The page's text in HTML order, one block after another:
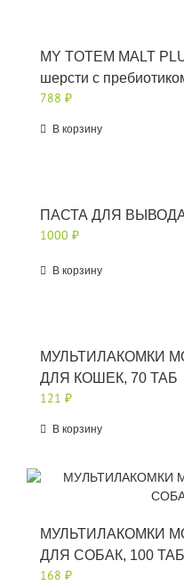
MY TOTEM MALT
шерсти с
788 ₽
В корзину
ПАСТА ДЛЯ
1000 ₽
В корзину
МУЛЬТИЛАКОМКИ
ДЛЯ КОШЕК, 70 ТАБ
121 ₽
В корзину
МУЛЬТИЛАКОМКИ
ДЛЯ СОБАК, 100 ТАБ
168 ₽